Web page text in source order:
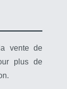
vente de
plus de